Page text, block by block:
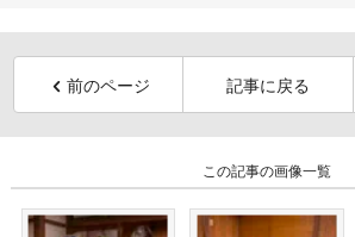
前のページ 記事に戻る
この記事の画像一覧